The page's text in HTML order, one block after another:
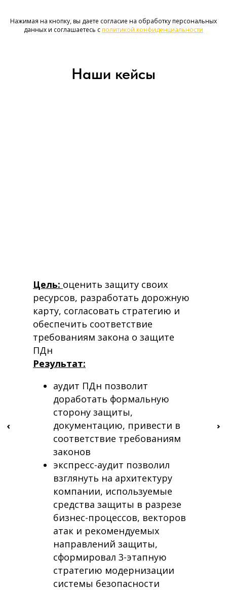
Нажимая на кнопку, вы даете согласие на обработку персональных
данных и соглашаетесь cполитикой конфиденциаль ности
Наши кейсы
Цель: оценить защиту своих
ресурсов, разработать дорожную
карту, согласовать стратегию и
обеспечить соответствие
требованиям закона о защите
ПДн
Результат:
аудит ПДн позволит
доработать формальную
сторону защиты,
документацию, привести в
соответствие требованиям
законов
экспресс-аудит позволил
взглянуть на архитектуру
компании, используемые
средства защиты в разрезе
бизнес-процессов, векторов
атак и рекомендуемых
направлений защиты,
сформировал 3-этапную
стратегию модернизации
системы безопасности